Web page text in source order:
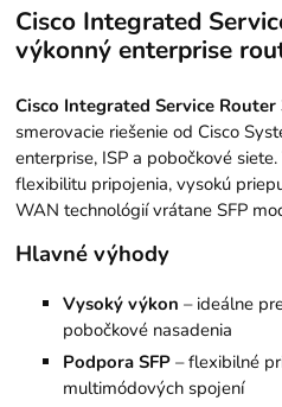
Cisco Integrated
výkonný enterprise
Cisco Integrated Service
smerovacie riešenie od Cisco
enterprise, ISP a pobočkové
flexibilitu pripojenia, vysokú
WAN technológií vrátane SFP
Hlavné výhody
Vysoký výkon – ideálne
pobočkové nasadenia
Podpora SFP – flexibilné
multimódových spojení